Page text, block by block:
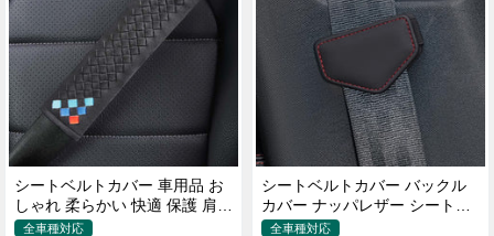
シートベルトカバー 車用品 お
しゃれ 柔らかい 快適 保護 肩当
てパッド 圧迫感軽減
全車種対応
シートベルトカバー バックル
カバー ナッパレザー シートベ
ルトパッド 異音防止 傷防止 マ
全車種対応